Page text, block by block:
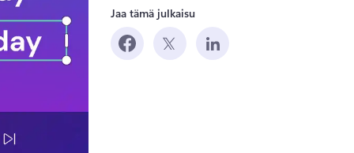
Jaa tämä julkaisu